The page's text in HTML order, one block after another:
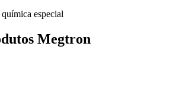
especial
Megtron